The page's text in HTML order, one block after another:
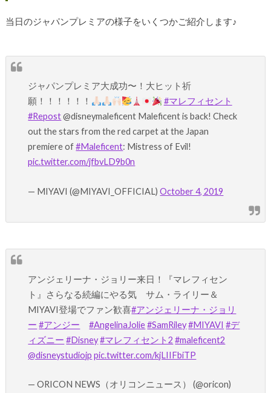
当日のジャパンプレミアの様子をいくつかご紹介します♪
ジャパンプレミア大成功〜！大ヒット祈
願！！！！！！
#マレフィセント
#Repost@disneymaleficent Maleficent is back! Check
out the stars from the red carpet at the Japan
premiere of#Maleficent: Mistress of Evil!
pic.twitter.com/jfbvLD9b0n
— MIYAVI (@MIYAVI_OFFICIAL)October 4, 2019
アンジェリーナ・ジョリー来日！『マレフィセン
ト』さらなる続編にやる気 サム・ライリー＆
MIYAVI登場でファン歓喜#アンジェリーナ・ジョリ
ー #アンジー #AngelinaJolie #SamRiley#MIYAVI #デ
ィズニー #Disney#マレフィセント2 #maleficent2
@disneystudiojp pic.twitter.com/kjLIIFbiTP
— ORICON NEWS（オリコンニュース） (@oricon)